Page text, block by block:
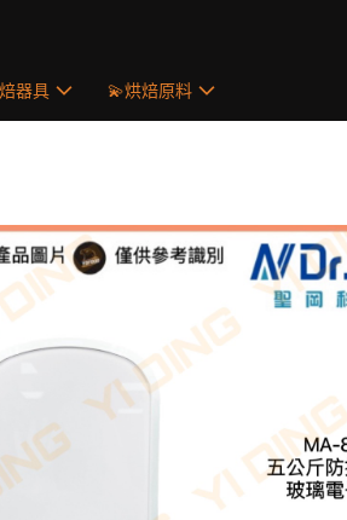
器具 💫烘焙原料